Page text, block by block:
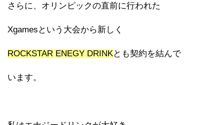
さらに、オリンピックの直前に行われた
Xgamesという大会から新しく
ROCKSTAR ENEGY DRINKとも契約を結んで
います。